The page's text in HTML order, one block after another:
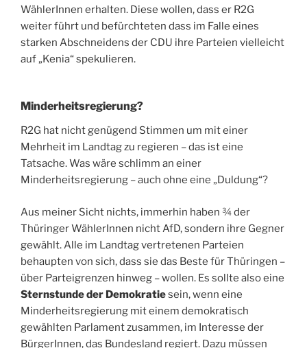
WählerInnen erhalten. Diese wollen, dass er R2G
weiter führt und befürchteten dass im Falle eines
starken Abschneidens der CDU ihre Parteien vielleicht
auf „Kenia“ spekulieren.
Minderheitsregierung?
R2G hat nicht genügend Stimmen um mit einer
Mehrheit im Landtag zu regieren – das ist eine
Tatsache. Was wäre schlimm an einer
Minderheitsregierung – auch ohne eine „Duldung“?
Aus meiner Sicht nichts, immerhin haben ¾ der
Thüringer WählerInnen nicht AfD, sondern ihre Gegner
gewählt. Alle im Landtag vertretenen Parteien
behaupten von sich, dass sie das Beste für Thüringen –
über Parteigrenzen hinweg – wollen. Es sollte also eine
Sternstunde der Demokratiesein, wenn eine
Minderheitsregierung mit einem demokratisch
gewählten Parlament zusammen, im Interesse der
BürgerInnen, das Bundesland regiert. Dazu müssen